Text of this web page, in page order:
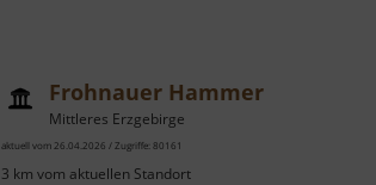
Frohnauer Hammer
Mittleres Erzgebirge
aktuell vom 26.04.2026 / Zugriffe: 80161
3 km vom aktuellen Standort